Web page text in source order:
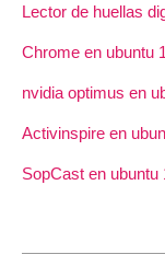
Lector de huellas
Chrome en ubuntu
nvidia optimus en
Activinspire en
SopCast en ubuntu